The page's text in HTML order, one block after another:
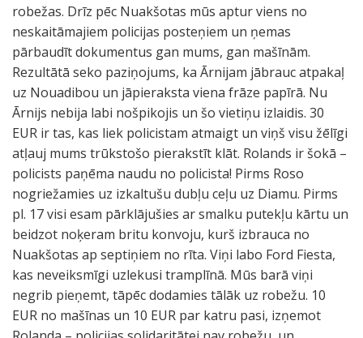
robežas. Drīz pēc Nuakšotas mūs aptur viens no
neskaitāmajiem policijas posteņiem un ņemas
pārbaudīt dokumentus gan mums, gan mašīnām.
Rezultātā seko paziņojums, ka Ārnijam jābrauc atpakaļ
uz Nouadibou un jāpieraksta viena frāze papīrā. Nu
Ārnijs nebija labi nošpikojis un šo vietiņu izlaidis. 30
EUR ir tas, kas liek policistam atmaigt un viņš visu žēlīgi
atļauj mums trūkstošo pierakstīt klāt. Rolands ir šokā –
policists paņēma naudu no policista! Pirms Roso
nogriežamies uz izkaltušu dubļu ceļu uz Diamu. Pirms
pl. 17 visi esam pārklājušies ar smalku putekļu kārtu un
beidzot noķeram britu konvoju, kurš izbrauca no
Nuakšotas ap septiņiem no rīta. Viņi labo Ford Fiesta,
kas neveiksmīgi uzlekusi tramplīnā. Mūs barā viņi
negrib pieņemt, tāpēc dodamies tālāk uz robežu. 10
EUR no mašīnas un 10 EUR par katru pasi, izņemot